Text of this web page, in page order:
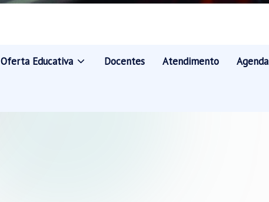
Oferta Educativa Docentes Atendimento Agenda